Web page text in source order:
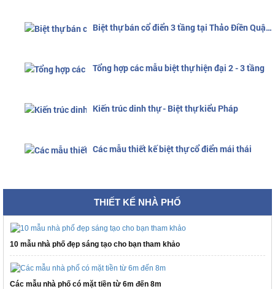
Biệt thự bán cổ điển 3 tầng tại Thảo Điền Quận 2
Tổng hợp các mẫu biệt thự hiện đại 2 - 3 tầng
Kiến trúc dinh thự - Biệt thự kiểu Pháp
Các mẫu thiết kế biệt thự cổ điển mái thái
THIẾT KẾ NHÀ PHỐ
10 mẫu nhà phố đẹp sáng tạo cho bạn tham khảo
Các mẫu nhà phố có mặt tiền từ 6m đến 8m